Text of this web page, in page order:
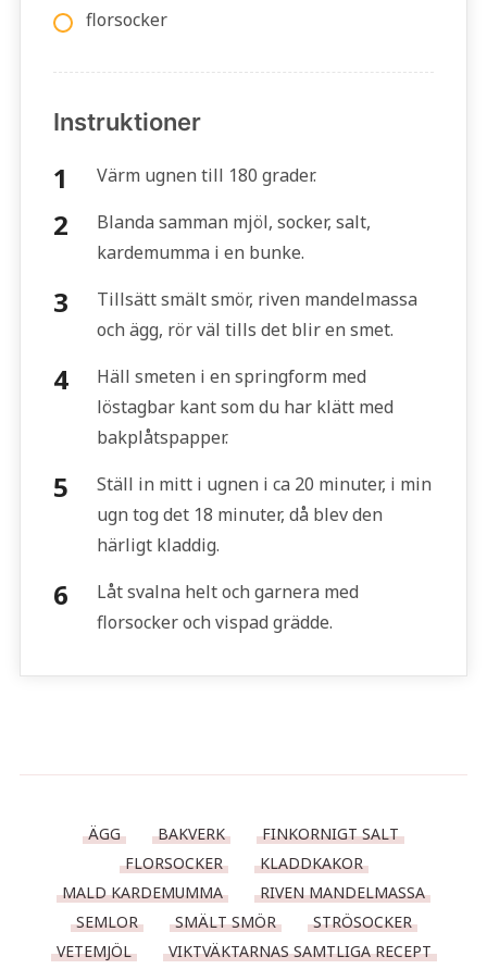
florsocker
Instruktioner
Värm ugnen till 180 grader.
Blanda samman mjöl, socker, salt,
kardemumma i en bunke.
Tillsätt smält smör, riven mandelmassa
och ägg, rör väl tills det blir en smet.
Häll smeten i en springform med
löstagbar kant som du har klätt med
bakplåtspapper.
Ställ in mitt i ugnen i ca 20 minuter, i min
ugn tog det 18 minuter, då blev den
härligt kladdig.
Låt svalna helt och garnera med
florsocker och vispad grädde.
ÄGG BAKVERK
FINKORNIGT SALT
FLORSOCKER
KLADDKAKOR
MALD KARDEMUMMA
RIVEN MANDELMASSA
SEMLOR
SMÄLT SMÖR
STRÖSOCKER
VETEMJÖL
VIKTVÄKTARNAS SAMTLIGA RECEPT